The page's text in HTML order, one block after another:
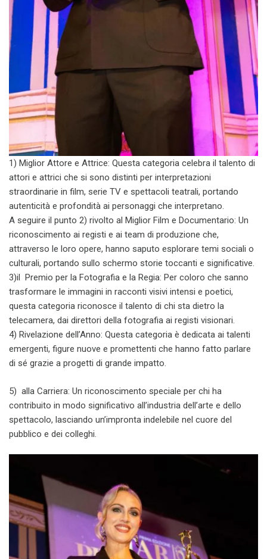
1) Miglior Attore e Attrice: Questa categoria celebra il talento di
attori e attrici che si sono distinti per interpretazioni
straordinarie in film, serie TV e spettacoli teatrali, portando
autenticità e profondità ai personaggi che interpretano.
A seguire il punto 2) rivolto al Miglior Film e Documentario: Un
riconoscimento ai registi e ai team di produzione che,
attraverso le loro opere, hanno saputo esplorare temi sociali o
culturali, portando sullo schermo storie toccanti e significative.
3)il Premio per la Fotografia e la Regia: Per coloro che sanno
trasformare le immagini in racconti visivi intensi e poetici,
questa categoria riconosce il talento di chi sta dietro la
telecamera, dai direttori della fotografia ai registi visionari.
4) Rivelazione dell’Anno: Questa categoria è dedicata ai talenti
emergenti, figure nuove e promettenti che hanno fatto parlare
di sé grazie a progetti di grande impatto.
5) alla Carriera: Un riconoscimento speciale per chi ha
contribuito in modo significativo all’industria dell’arte e dello
spettacolo, lasciando un’impronta indelebile nel cuore del
pubblico e dei colleghi.